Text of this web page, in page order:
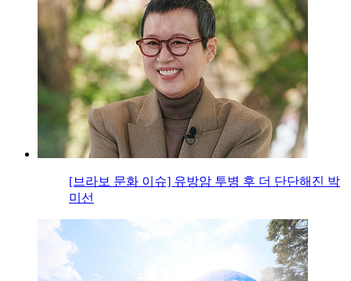
[브라보 문화 이슈] 유방암 투병 후 더 단단해진 박
미선